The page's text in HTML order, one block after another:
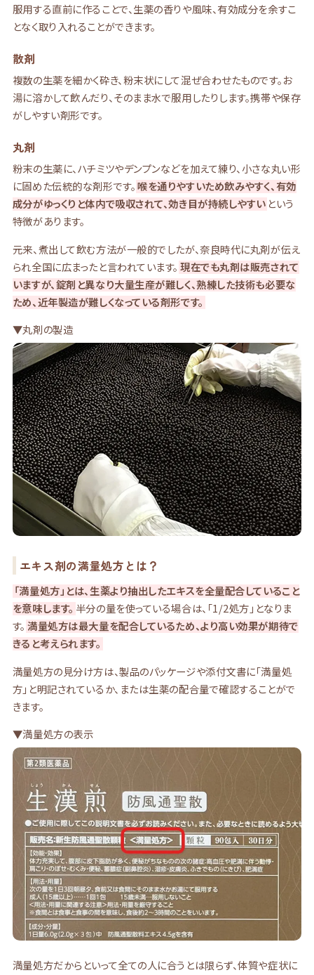
服用する直前に作ることで、生薬の香りや風味、有効成分を余すこ
となく取り入れることができます。
散剤
複数の生薬を細かく砕き、粉末状にして混ぜ合わせたものです。お
湯に溶かして飲んだり、そのまま水で服用したりします。携帯や保存
がしやすい剤形です。
丸剤
粉末の生薬に、ハチミツやデンプンなどを加えて練り、小さな丸い形
に固めた伝統的な剤形です。喉を通りやすいため飲みやすく、有効
成分がゆっくりと体内で吸収されて、効き目が持続しやすい という
特徴があります。
元来、煮出して飲む方法が一般的でしたが、奈良時代に丸剤が伝え
られ全国に広まったと言われています。 現在でも丸剤は販売されて
いますが、錠剤と異なり大量生産が難しく、熟練した技術も必要な
ため、近年製造が難しくなっている剤形です。
▼丸剤の製造
エキス剤の満量処方とは？
「満量処方」とは、生薬より抽出したエキスを全量配合していること
を意味します。 半分の量を使っている場合は、「1/2処方」となりま
す。 満量処方は最大量を配合しているため、より高い効果が期待で
きると考えられます。
満量処方の見分け方は、製品のパッケージや添付文書に「満量処
方」と明記されているか、または生薬の配合量で確認することがで
きます。
▼満量処方の表示
満量処方だからといって全ての人に合うとは限らず、体質や症状に